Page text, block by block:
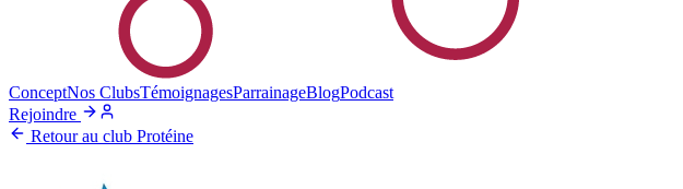
ConceptNos ClubsTémoignagesParrainageBlogPodcast
Rejoindre
Retour au club Protéine